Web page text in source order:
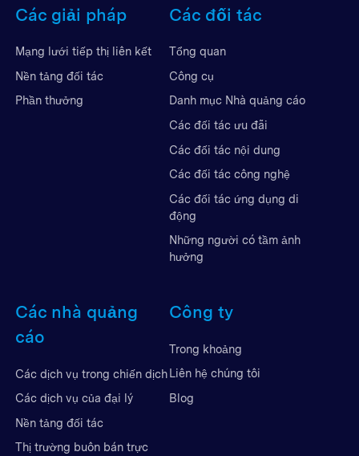
Các giải pháp
Mạng lưới tiếp thị liên kết
Nền tảng đối tác
Phần thưởng
Các đối tác
Tổng quan
Công cụ
Danh mục Nhà quảng cáo
Các đối tác ưu đãi
Các đối tác nội dung
Các đối tác công nghệ
Các đối tác ứng dụng di
động
Những người có tầm ảnh
hưởng
Các nhà quảng
cáo
Các dịch vụ trong chiến dịch
Các dịch vụ của đại lý
Nền tảng đối tác
Thị trường buôn bán trực
Công ty
Trong khoảng
Liên hệ chúng tôi
Blog